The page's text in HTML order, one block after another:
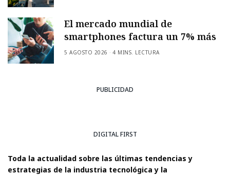
El mercado mundial de
smartphones factura un 7% más
5 AGOSTO 2026 4 MINS. LECTURA
PUBLICIDAD
DIGITAL FIRST
Toda la actualidad sobre las últimas tendencias y
estrategias de la industria tecnológica y la